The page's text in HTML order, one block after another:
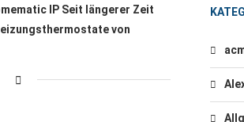
IP Seit längerer Zeit
von